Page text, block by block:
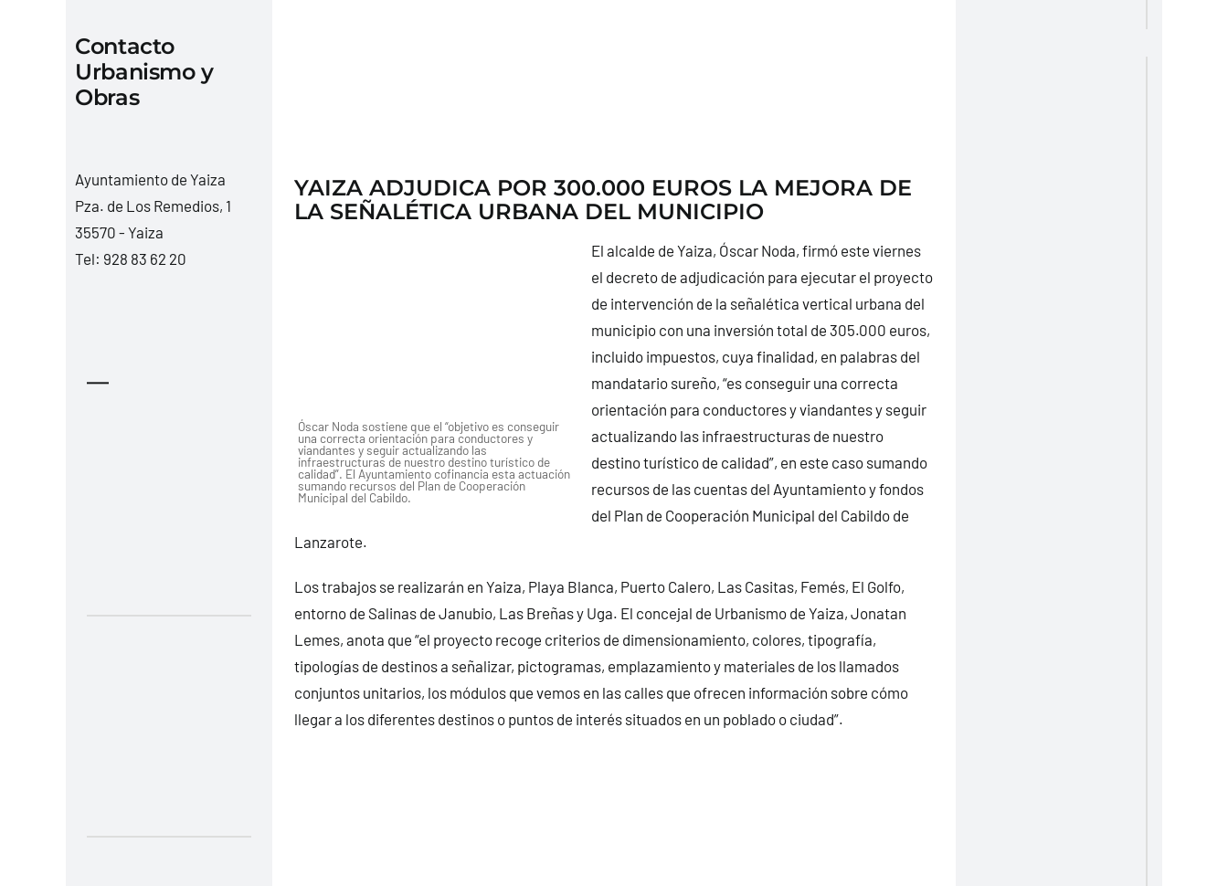
Contacto
Urbanismo y
Obras
Ayuntamiento de Yaiza
Pza. de Los Remedios, 1
35570 - Yaiza
Tel: 928 83 62 20
—
YAIZA ADJUDICA POR 300.000 EUROS LA MEJORA DE
LA SEÑALÉTICA URBANA DEL MUNICIPIO
Óscar Noda sostiene que el “objetivo es conseguir
una correcta orientación para conductores y
viandantes y seguir actualizando las
infraestructuras de nuestro destino turístico de
calidad”. El Ayuntamiento cofinancia esta actuación
sumando recursos del Plan de Cooperación
Municipal del Cabildo.
El alcalde de Yaiza, Óscar Noda, firmó este viernes
el decreto de adjudicación para ejecutar el proyecto
de intervención de la señalética vertical urbana del
municipio con una inversión total de 305.000 euros,
incluido impuestos, cuya finalidad, en palabras del
mandatario sureño, “es conseguir una correcta
orientación para conductores y viandantes y seguir
actualizando las infraestructuras de nuestro
destino turístico de calidad”, en este caso sumando
recursos de las cuentas del Ayuntamiento y fondos
del Plan de Cooperación Municipal del Cabildo de
Lanzarote.
Los trabajos se realizarán en Yaiza, Playa Blanca, Puerto Calero, Las Casitas, Femés, El Golfo,
entorno de Salinas de Janubio, Las Breñas y Uga. El concejal de Urbanismo de Yaiza, Jonatan
Lemes, anota que “el proyecto recoge criterios de dimensionamiento, colores, tipografía,
tipologías de destinos a señalizar, pictogramas, emplazamiento y materiales de los llamados
conjuntos unitarios, los módulos que vemos en las calles que ofrecen información sobre cómo
llegar a los diferentes destinos o puntos de interés situados en un poblado o ciudad”.